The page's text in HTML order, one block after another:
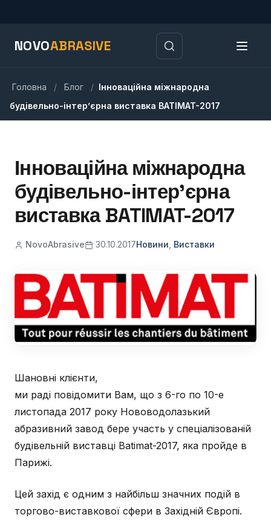
NOVOABRASIVE
Головна / Блог / Інноваційна міжнародна
будівельно-інтер’єрна виставка BATIMAT-2017
Інноваційна міжнародна
будівельно-інтер’єрна
виставка BATIMAT-2017
NovoAbrasive 30.10.2017Новини Виставки
Шановні клієнти,
ми раді повідомити Вам, що з 6-го по 10-e
листопада 2017 року Нововодолазький
абразивний завод бере участь у спеціалізованій
будівельній виставці Batimat-2017, яка пройде в
Парижі.
Цей захід є одним з найбільш значних подій в
торгово-виставкової сфери в Західній Європі.